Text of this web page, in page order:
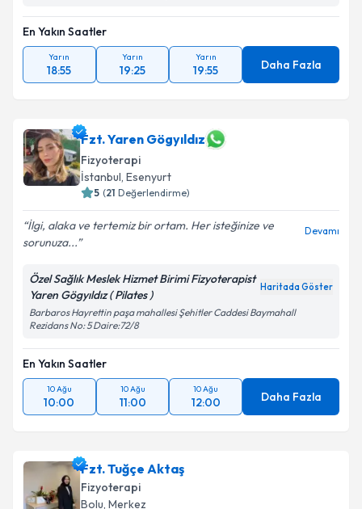
En Yakın Saatler
Yarın
18:55
Yarın
19:25
Yarın
19:55 Daha Fazla
Fzt. Yaren Gögyıldız
Fizyoterapi
İstanbul, Esenyurt
5 (21 Değerlendirme)
İlgi, alaka ve tertemiz bir ortam. Her isteğinize ve
sorunuza...
Devamı
Özel Sağlık Meslek Hizmet Birimi Fizyoterapist
Yaren Gögyıldız ( Pilates )
Haritada Göster
Barbaros Hayrettin paşa mahallesi Şehitler Caddesi Baymahall
Rezidans No: 5 Daire:72/8
En Yakın Saatler
10 Ağu
10:00
10 Ağu
11:00
10 Ağu
12:00 Daha Fazla
Fzt. Tuğçe Aktaş
Fizyoterapi
Bolu, Merkez